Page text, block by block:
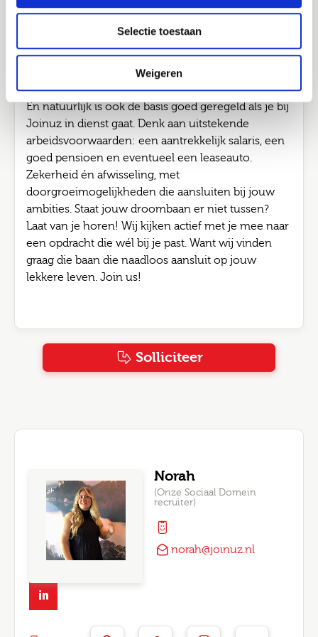
Selectie toestaan
Weigeren
waardevolle ervaring op, bouw je aan een sterk
netwerk bij verschillende opdrachtgevers.
Ondertussen blijf je groeien via de Joinuz
en vakinhoudelijke verdieping.
En natuurlijk is ook de basis goed geregeld als je bij
Joinuz in dienst gaat. Denk aan uitstekende
arbeidsvoorwaarden: een aantrekkelijk salaris, een
goed pensioen en eventueel een leaseauto.
Zekerheid én afwisseling, met
doorgroeimogelijkheden die aansluiten bij jouw
ambities. Staat jouw droombaan er niet tussen?
Laat van je horen! Wij kijken actief met je mee naar
een opdracht die wél bij je past. Want wij vinden
graag die baan die naadloos aansluit op jouw
lekkere leven. Join us!
Solliciteer
Norah
(Onze Sociaal Domein
recruiter)
norah@joinuz.nl